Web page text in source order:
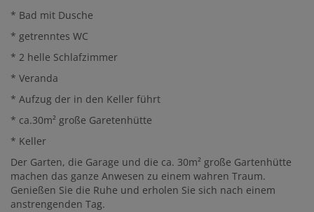
* Bad mit Dusche
* getrenntes WC
* 2 helle Schlafzimmer
* Veranda
* Aufzug der in den Keller führt
* ca.30m² große Garetenhütte
* Keller
Der Garten, die Garage und die ca. 30m² große Gartenhütte
machen das ganze Anwesen zu einem wahren Traum.
Genießen Sie die Ruhe und erholen Sie sich nach einem
anstrengenden Tag.